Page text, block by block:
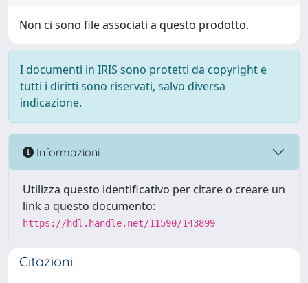
Non ci sono file associati a questo prodotto.
I documenti in IRIS sono protetti da copyright e
tutti i diritti sono riservati, salvo diversa
indicazione.
Informazioni
Utilizza questo identificativo per citare o creare un
link a questo documento:
https://hdl.handle.net/11590/143899
Citazioni